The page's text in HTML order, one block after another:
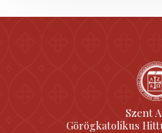
Szent
Görögkatolikus